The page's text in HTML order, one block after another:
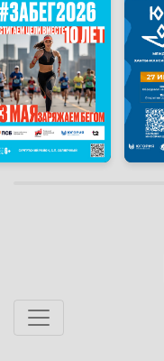
Перейти к содержанию